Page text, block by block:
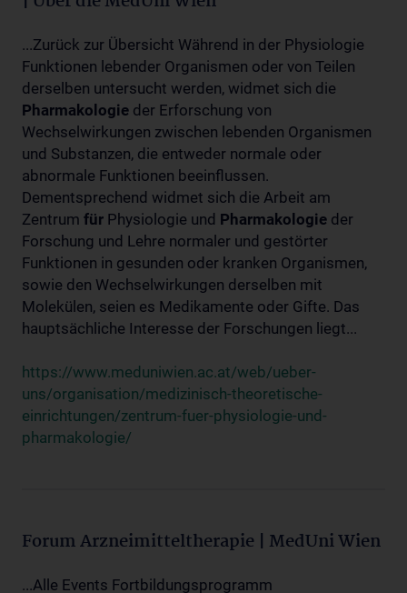
...Zurück zur Übersicht Während in der Physiologie
Funktionen lebender Organismen oder von Teilen
derselben untersucht werden, widmet sich die
Pharmakologie der Erforschung von
Wechselwirkungen zwischen lebenden Organismen
und Substanzen, die entweder normale oder
abnormale Funktionen beeinflussen.
Dementsprechend widmet sich die Arbeit am
Zentrum für Physiologie und Pharmakologie der
Forschung und Lehre normaler und gestörter
Funktionen in gesunden oder kranken Organismen,
sowie den Wechselwirkungen derselben mit
Molekülen, seien es Medikamente oder Gifte. Das
hauptsächliche Interesse der Forschungen liegt...
https://www.meduniwien.ac.at/web/ueber-
uns/organisation/medizinisch-theoretische-
einrichtungen/zentrum-fuer-physiologie-und-
pharmakologie/
Forum Arzneimitteltherapie | MedUni Wien
...Alle Events Fortbildungsprogramm